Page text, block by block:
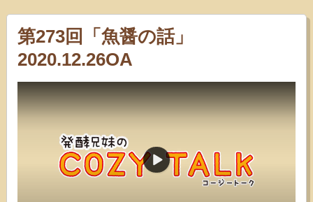
第273回「魚醤の話」
2020.12.26OA